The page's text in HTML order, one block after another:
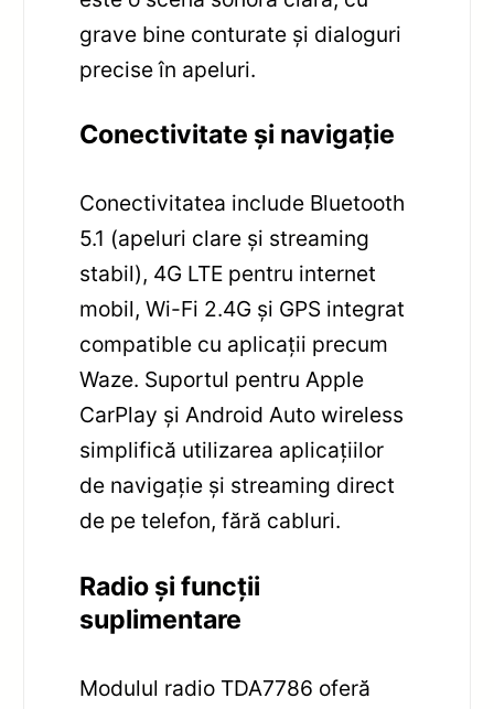
grave bine conturate și dialoguri
precise în apeluri.
Conectivitate și navigație
Conectivitatea include Bluetooth
5.1 (apeluri clare și streaming
stabil), 4G LTE pentru internet
mobil, Wi-Fi 2.4G și GPS integrat
compatible cu aplicații precum
Waze. Suportul pentru Apple
CarPlay și Android Auto wireless
simplifică utilizarea aplicațiilor
de navigație și streaming direct
de pe telefon, fără cabluri.
Radio și funcții
suplimentare
Modulul radio TDA7786 oferă